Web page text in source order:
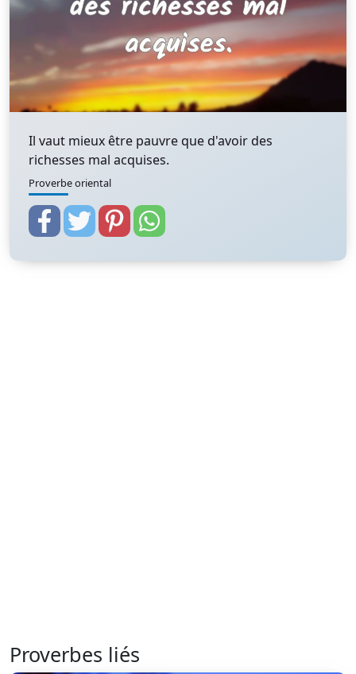
Il vaut mieux être pauvre que d'avoir des
richesses mal acquises.
Proverbe oriental
Proverbes liés